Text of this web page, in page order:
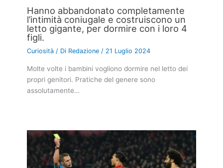
Hanno abbandonato completamente
l’intimità coniugale e costruiscono un
letto gigante, per dormire con i loro 4
figli.
Curiosità / Di Redazione/ 21 Luglio 2024
Molte volte i bambini vogliono dormire nel letto dei
propri genitori. Pratiche del genere sono
assolutamente…